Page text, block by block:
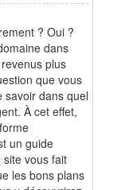
? Oui ?
dans
plus
que vous
savoir dans quel
À cet effet,
un guide
site vous fait
les bons plans